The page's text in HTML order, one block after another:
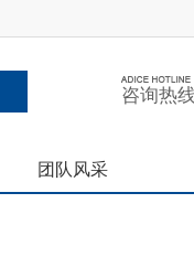
咨询热
团队风采